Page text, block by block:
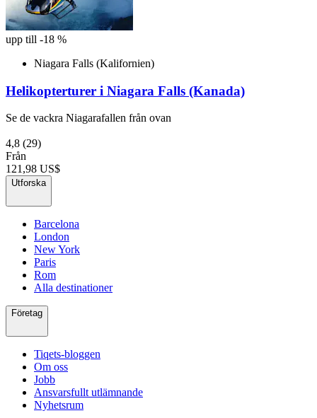
upp till -18 %
Niagara Falls (Kalifornien)
Helikopterturer i Niagara Falls (Kanada)
Se de vackra Niagarafallen från ovan
4,8 (29)
Från
121,98 US$
Utforska
Barcelona
London
New York
Paris
Rom
Alla destinationer
Företag
Tiqets-bloggen
Om oss
Jobb
Ansvarsfullt utlämnande
Nyhetsrum